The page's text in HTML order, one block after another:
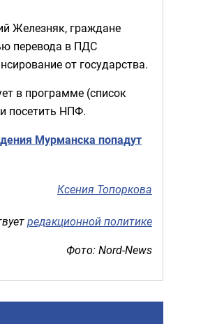
Железняк, граждане
перевода в ПДС
от государства.
в программе (список
посетить НПФ.
Мурманска попадут
Ксения Топоркова
редакционной политике
Фото: Nord-News